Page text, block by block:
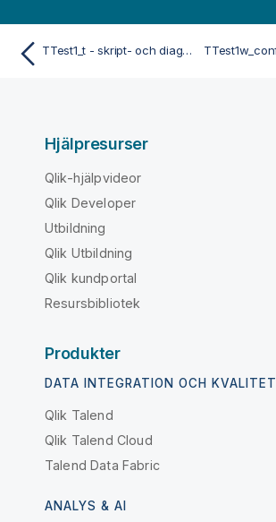
TTest1_t - skript- och diagramfunktion
Hjälpresurser
Qlik-hjälpvideor
Qlik Developer
Utbildning
Qlik Utbildning
Qlik kundportal
Resursbibliotek
Produkter
DATA INTEGRATION OCH KVALITET
Qlik Talend
Qlik Talend Cloud
Talend Data Fabric
ANALYS & AI